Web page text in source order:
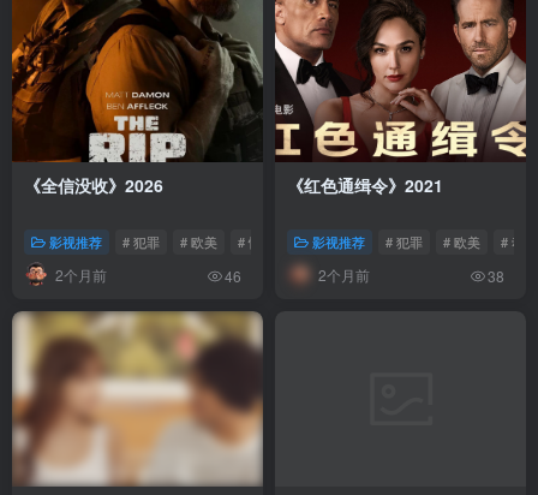
《全信没收》2026
影视推荐 # 犯罪 # 欧美 # 惊悚
2个月前 46
《红色通缉令》2021
影视推荐 # 犯罪 # 欧美 # 动作
2个月前 38